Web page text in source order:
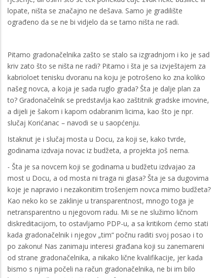
lopate, ništa se značajno ne dešava. Samo je gradilište
ograđeno da se ne bi vidjelo da se tamo ništa ne radi.
Pitamo gradonačelnika zašto se stalo sa izgradnjom i ko je sad
kriv zato što se ništa ne radi? Pitamo i šta je sa izvještajem za
kabrioloet tenisku dvoranu na koju je potrošeno ko zna koliko
našeg novca, a koja je sada ruglo grada? Šta je dalje plan za
to? Gradonačelnik se predstavlja kao zaštitnik gradske imovine,
a dijeli je šakom i kapom odabranim licima, kao što je npr.
slučaj Korićanac – navodi se u saopćenju.
Istaknut je i slučaj mosta u Docu, za koji se, kako tvrde,
godinama izdvaja novac iz budžeta, a projekta još nema.
- Šta je sa novcem koji se godinama u budžetu izdvajao za
most u Docu, a od mosta ni traga ni glasa? Šta je sa dugovima
koje je napravio i nezakonitim trošenjem novca mimo budžeta?
Kao neko ko se zaklinje u transparentnost, mnogo toga je
netransparentno u njegovom radu. Mi se ne služimo ličnom
diskreditacijom, to ostavljamo PDP-u, a sa kritikom ćemo stati
kada gradonačelnik i njegov „tim“ počnu raditi svoj posao i to
po zakonu! Nas zanimaju interesi građana koji su zanemareni
od strane gradonačelnika, a nikako lične kvalifikacije, jer kada
bismo s njima počeli na račun gradonačelnika, ne bi im bilo